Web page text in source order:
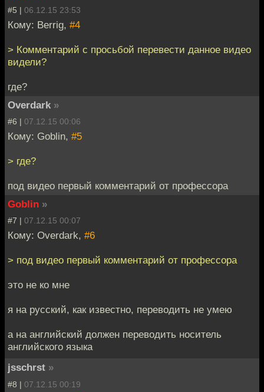
#5 | 06.12.15 23:53
Кому: Berrig, #4
> Комментарий с просьбой перевести данное видео
видели?
где?
Overdark »
#6 | 07.12.15 00:06
Кому: Goblin, #5
> где?
под видео первый комментарий от профессора
Goblin »
#7 | 07.12.15 00:07
Кому: Overdark, #6
> под видео первый комментарий от профессора
это не ко мне
я на русский, как известно, переводить не умею
а на английский должен переводить носитель
английского языка
jsschrst »
#8 | 07.12.15 00:19